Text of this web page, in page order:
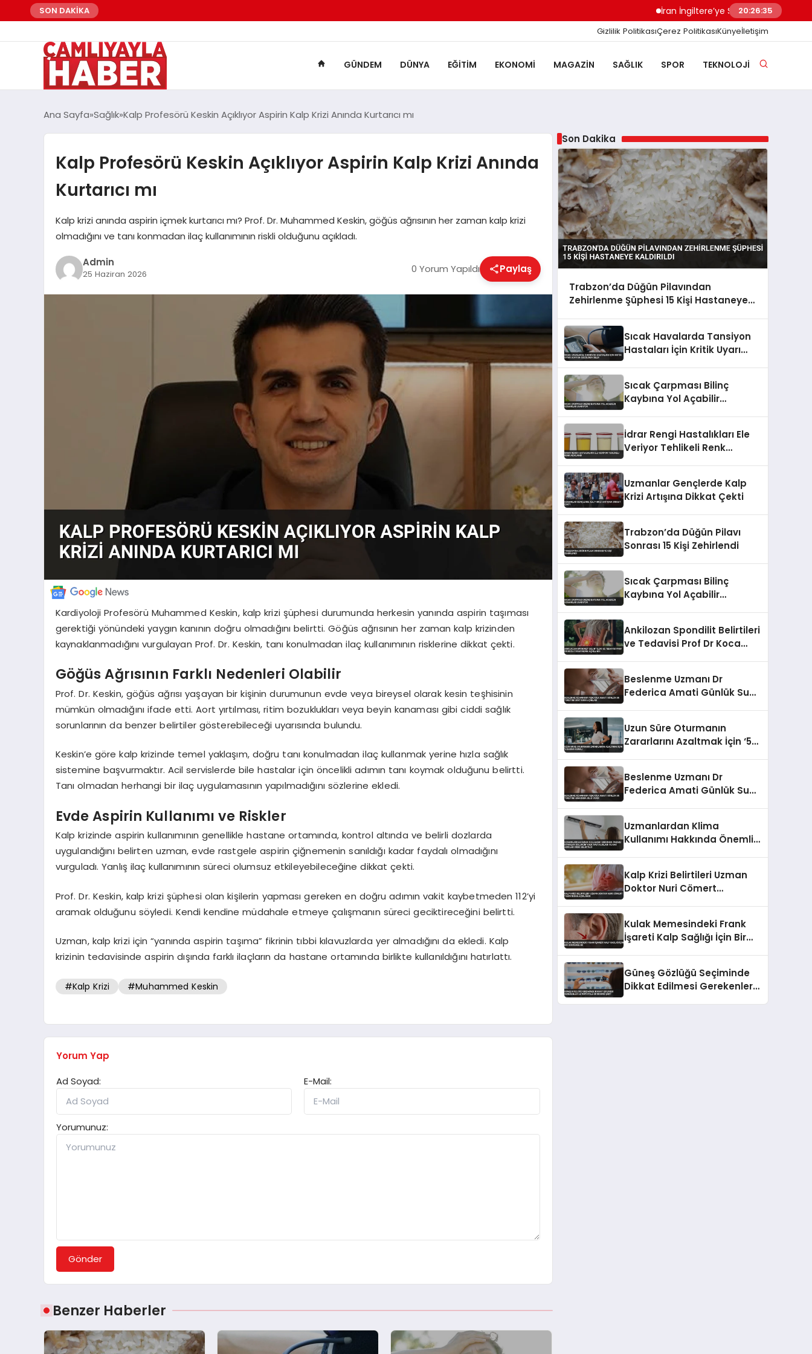
SON DAKİKA İran İngiltere’ye Sert Uyardı Saldırı Üssü
20:26:36
Gizlilik PolitikasıÇerez PolitikasıKünyeİletişim
GÜNDEM DÜNYA EĞITIM EKONOMI MAGAZIN SAĞLIK SPOR TEKNOLOJI
Ana Sayfa Sağlık Kalp Profesörü Keskin Açıklıyor Aspirin Kalp Krizi Anında Kurtarıcı mı
Kalp Profesörü Keskin Açıklıyor Aspirin Kalp Krizi Anında
Kurtarıcı mı
Kalp krizi anında aspirin içmek kurtarıcı mı? Prof. Dr. Muhammed Keskin, göğüs ağrısının her zaman kalp krizi
olmadığını ve tanı konmadan ilaç kullanımının riskli olduğunu açıkladı.
Admin
25 Haziran 2026 0 Yorum Yapıldı Paylaş
Kardiyoloji Profesörü Muhammed Keskin, kalp krizi şüphesi durumunda herkesin yanında aspirin taşıması
gerektiği yönündeki yaygın kanının doğru olmadığını belirtti. Göğüs ağrısının her zaman kalp krizinden
kaynaklanmadığını vurgulayan Prof. Dr. Keskin, tanı konulmadan ilaç kullanımının risklerine dikkat çekti.
Göğüs Ağrısının Farklı Nedenleri Olabilir
Prof. Dr. Keskin, göğüs ağrısı yaşayan bir kişinin durumunun evde veya bireysel olarak kesin teşhisinin
mümkün olmadığını ifade etti. Aort yırtılması, ritim bozuklukları veya beyin kanaması gibi ciddi sağlık
sorunlarının da benzer belirtiler gösterebileceği uyarısında bulundu.
Keskin’e göre kalp krizinde temel yaklaşım, doğru tanı konulmadan ilaç kullanmak yerine hızla sağlık
sistemine başvurmaktır. Acil servislerde bile hastalar için öncelikli adımın tanı koymak olduğunu belirtti.
Tanı olmadan herhangi bir ilaç uygulamasının yapılmadığını sözlerine ekledi.
Evde Aspirin Kullanımı ve Riskler
Kalp krizinde aspirin kullanımının genellikle hastane ortamında, kontrol altında ve belirli dozlarda
uygulandığını belirten uzman, evde rastgele aspirin çiğnemenin sanıldığı kadar faydalı olmadığını
vurguladı. Yanlış ilaç kullanımının süreci olumsuz etkileyebileceğine dikkat çekti.
Prof. Dr. Keskin, kalp krizi şüphesi olan kişilerin yapması gereken en doğru adımın vakit kaybetmeden 112’yi
aramak olduğunu söyledi. Kendi kendine müdahale etmeye çalışmanın süreci geciktireceğini belirtti.
Uzman, kalp krizi için “yanında aspirin taşıma” fikrinin tıbbi kılavuzlarda yer almadığını da ekledi. Kalp
krizinin tedavisinde aspirin dışında farklı ilaçların da hastane ortamında birlikte kullanıldığını hatırlattı.
#Kalp Krizi #Muhammed Keskin
Yorum Yap
Ad Soyad:
E-Mail:
Yorumunuz:
Gönder
Benzer Haberler
Son Dakika
Trabzon’da Düğün Pilavından
Zehirlenme Şüphesi 15 Kişi Hastaneye
Sıcak Havalarda Tansiyon
Hastaları İçin Kritik Uyarı
Sıcak Çarpması Bilinç
Kaybına Yol Açabilir
İdrar Rengi Hastalıkları Ele
Veriyor Tehlikeli Renk
Uzmanlar Gençlerde Kalp
Krizi Artışına Dikkat Çekti
Trabzon’da Düğün Pilavı
Sonrası 15 Kişi Zehirlendi
Sıcak Çarpması Bilinç
Kaybına Yol Açabilir
Ankilozan Spondilit Belirtileri
ve Tedavisi Prof Dr Koca
Beslenme Uzmanı Dr
Federica Amati Günlük Su
Uzun Süre Oturmanın
Zararlarını Azaltmak İçin ‘5
Beslenme Uzmanı Dr
Federica Amati Günlük Su
Uzmanlardan Klima
Kullanımı Hakkında Önemli
Riski Belirtildi
Kalp Krizi Belirtileri Uzman
Doktor Nuri Cömert
Kulak Memesindeki Frank
İşareti Kalp Sağlığı İçin Bir
Güneş Gözlüğü Seçiminde
Dikkat Edilmesi Gerekenler